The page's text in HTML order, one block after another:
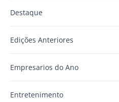
Destaque
Edições Anteriores
Empresarios do Ano
Entretenimento